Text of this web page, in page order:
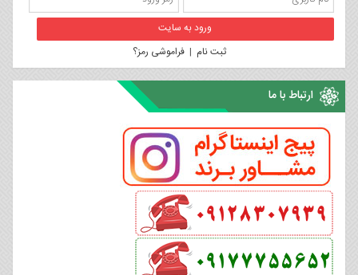
ثبت نام |فراموشی رمز؟
ارتباط با ما